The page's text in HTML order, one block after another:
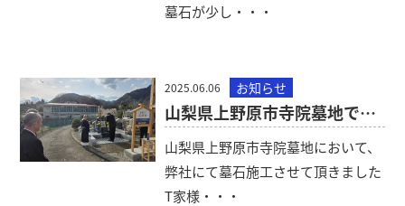
墓石が少し・・・
2025.06.06 お知らせ
山梨県上野原市寺院墓地で納骨のお手伝いをいたしました。
山梨県上野原市寺院墓地において、
弊社にて墓石施工させて頂きました
T家様・・・